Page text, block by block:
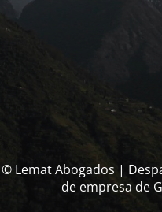
© Lemat Abogados |
de empresa de